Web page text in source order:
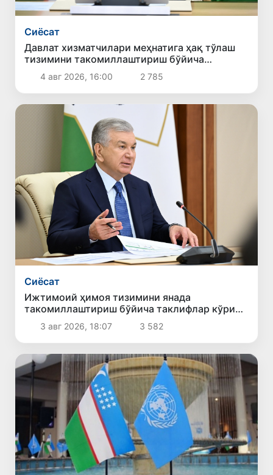
Сиёсат
Давлат хизматчилари меҳнатига ҳақ тўлаш
тизимини такомиллаштириш бўйича
таклифлар кўриб чиқилди
4 авг 2026, 16:00 2 785
Сиёсат
Ижтимоий ҳимоя тизимини янада
такомиллаштириш бўйича таклифлар кўриб
чиқилди
3 авг 2026, 18:07 3 582